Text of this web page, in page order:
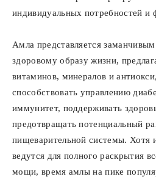
индивидуальных потребностей и
Амла представляется
здоровому образу жизни,
витаминов, минералов и
способствовать управлению
иммунитет, поддерживать
предотвращать потенциальный
пищеварительной системы. Хотя
ведутся для полного раскрытия
мощи, время амлы на пике